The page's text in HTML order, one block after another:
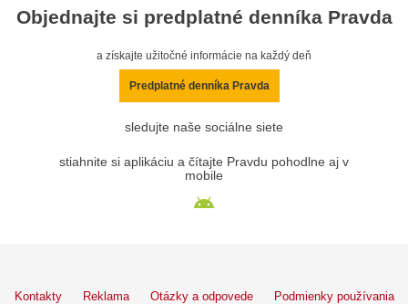
Objednajte si predplatné denníka Pravda
a získajte užitočné informácie na každý deň
Predplatné denníka Pravda
sledujte naše sociálne siete
stiahnite si aplikáciu a čítajte Pravdu pohodlne aj v
mobile
Kontakty Reklama Otázky a odpovede Podmienky používania